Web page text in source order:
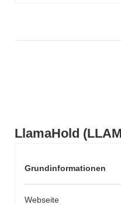
LlamaHold
Grundinformationen
Webseite